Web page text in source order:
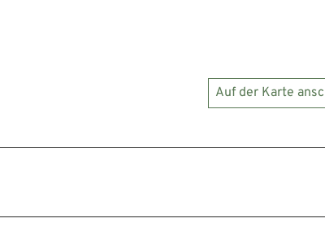
Auf der Karte